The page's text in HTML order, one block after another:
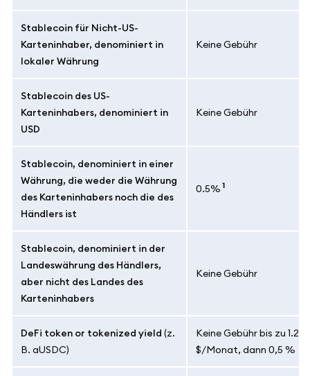
Stablecoin für Nicht-US-
Karteninhaber, denominiert in
lokaler Währung
Keine Gebühr
Stablecoin des US-
Karteninhabers, denominiert in
USD
Keine Gebühr
Stablecoin, denominiert in einer
Währung, die weder die Währung
des Karteninhabers noch die des
Händlers ist
0.5% 1
Stablecoin, denominiert in der
Landeswährung des Händlers,
aber nicht des Landes des
Karteninhabers
Keine Gebühr
DeFi token or tokenized yield (z.
B. aUSDC)
Keine Gebühr bis zu
$/Monat, dann 0,5 %